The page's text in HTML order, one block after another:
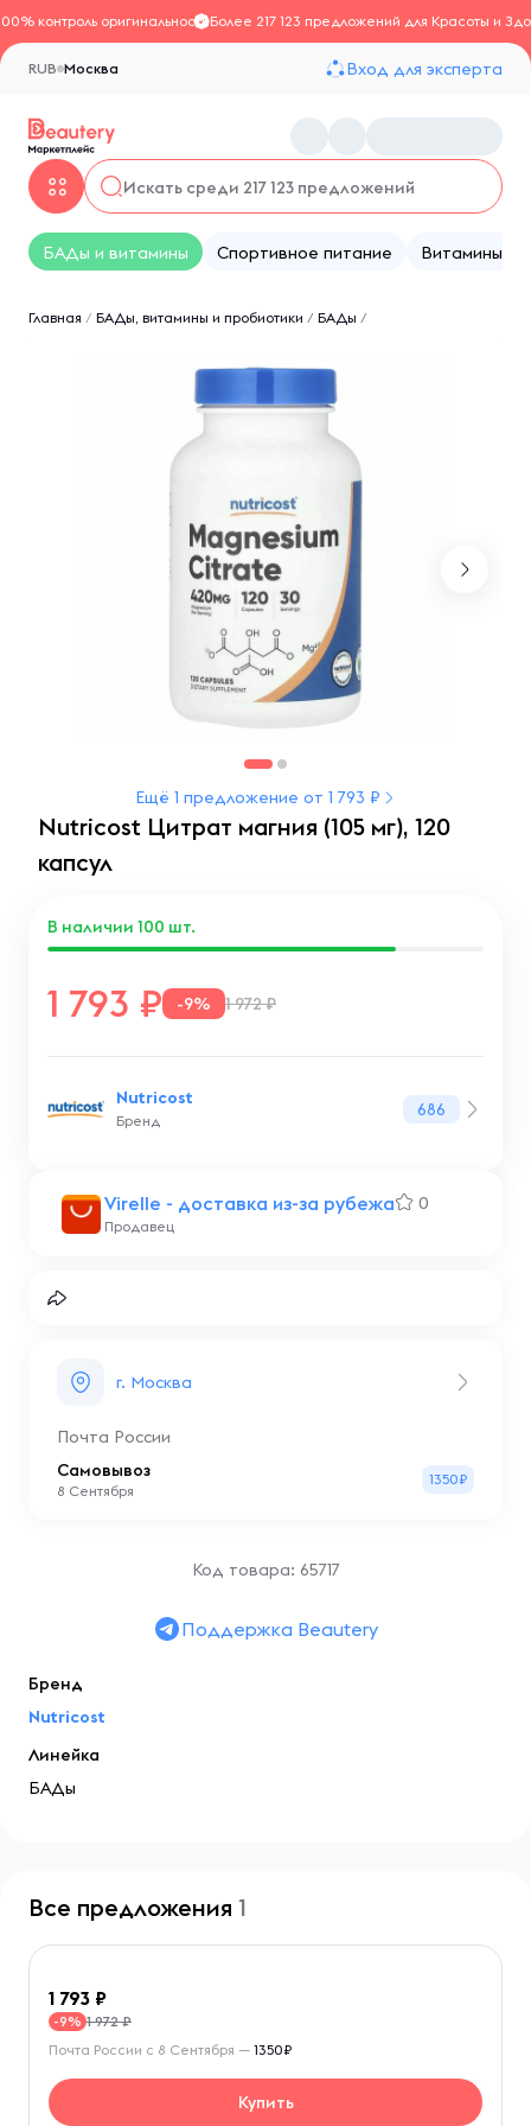
контроль оригинальностиБолее 217 123 предложений для Красоты и
Москва
RUB Вход для эксперта
БАДы и витамины Спортивное питание Витамины
Главная / БАДы, витамины и пробиотики / БАДы /
Ещё 1 предложение от 1 793 ₽
Nutricost Цитрат магния (105 мг), 120
капсул
Virelle - доставка из-за рубежа 0
Продавец
1 793 -9% 1 972 ₽
В наличии 100 шт.
Nutricost
Бренд
686
г. Москва
Почта России
Самовывоз
8 Сентября
1350₽
Код товара: 65717
Поддержка Beautery
Бренд
Nutricost
Линейка
БАДы
Все предложения 1
1 793
-9% 1 972 ₽
Почта России с 8 Сентября — 1350₽
Купить